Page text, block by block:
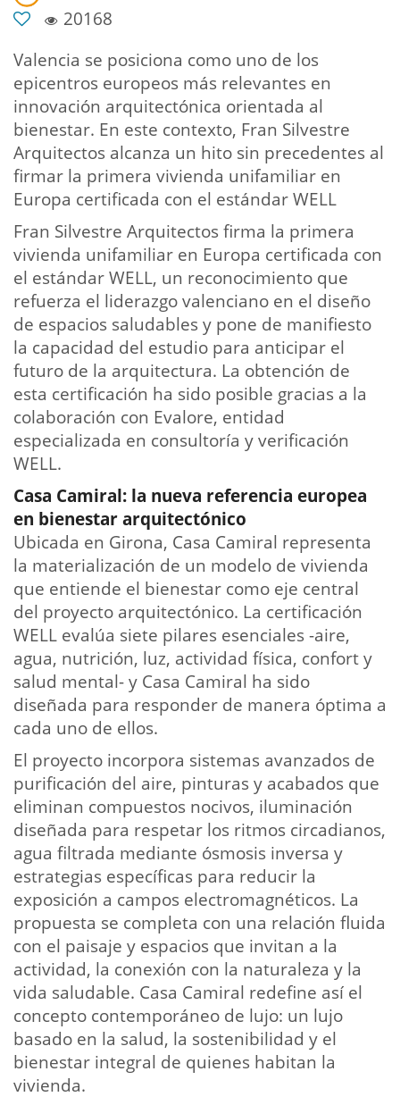
20168
Valencia se posiciona como uno de los
epicentros europeos más relevantes en
innovación arquitectónica orientada al
bienestar. En este contexto, Fran Silvestre
Arquitectos alcanza un hito sin precedentes al
firmar la primera vivienda unifamiliar en
Europa certificada con el estándar WELL
Fran Silvestre Arquitectos firma la primera
vivienda unifamiliar en Europa certificada con
el estándar WELL, un reconocimiento que
refuerza el liderazgo valenciano en el diseño
de espacios saludables y pone de manifiesto
la capacidad del estudio para anticipar el
futuro de la arquitectura. La obtención de
esta certificación ha sido posible gracias a la
colaboración con Evalore, entidad
especializada en consultoría y verificación
WELL.
Casa Camiral: la nueva referencia europea
en bienestar arquitectónico
Ubicada en Girona, Casa Camiral representa
la materialización de un modelo de vivienda
que entiende el bienestar como eje central
del proyecto arquitectónico. La certificación
WELL evalúa siete pilares esenciales -aire,
agua, nutrición, luz, actividad física, confort y
salud mental- y Casa Camiral ha sido
diseñada para responder de manera óptima a
cada uno de ellos.
El proyecto incorpora sistemas avanzados de
purificación del aire, pinturas y acabados que
eliminan compuestos nocivos, iluminación
diseñada para respetar los ritmos circadianos,
agua filtrada mediante ósmosis inversa y
estrategias específicas para reducir la
exposición a campos electromagnéticos. La
propuesta se completa con una relación fluida
con el paisaje y espacios que invitan a la
actividad, la conexión con la naturaleza y la
vida saludable. Casa Camiral redefine así el
concepto contemporáneo de lujo: un lujo
basado en la salud, la sostenibilidad y el
bienestar integral de quienes habitan la
vivienda.